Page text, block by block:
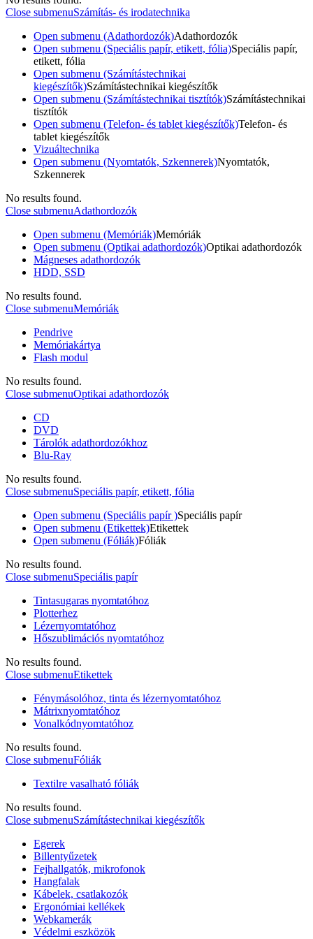
Close submenuSzámítás- és irodatechnika
Open submenu (Adathordozók)Adathordozók
Open submenu (Speciális papír, etikett, fólia)Speciális papír,
etikett, fólia
Open submenu (Számítástechnikai
kiegészítők)Számítástechnikai kiegészítők
Open submenu (Számítástechnikai tisztítók)Számítástechnikai
tisztítók
Open submenu (Telefon- és tablet kiegészítők)Telefon- és
tablet kiegészítők
Vizuáltechnika
Open submenu (Nyomtatók, Szkennerek)Nyomtatók,
Szkennerek
No results found.
Close submenuAdathordozók
Open submenu (Memóriák)Memóriák
Open submenu (Optikai adathordozók)Optikai adathordozók
Mágneses adathordozók
HDD, SSD
No results found.
Close submenuMemóriák
Pendrive
Memóriakártya
Flash modul
No results found.
Close submenuOptikai adathordozók
CD
DVD
Tárolók adathordozókhoz
Blu-Ray
No results found.
Close submenuSpeciális papír, etikett, fólia
Open submenu (Speciális papír )Speciális papír
Open submenu (Etikettek)Etikettek
Open submenu (Fóliák)Fóliák
No results found.
Close submenuSpeciális papír
Tintasugaras nyomtatóhoz
Plotterhez
Lézernyomtatóhoz
Hőszublimációs nyomtatóhoz
No results found.
Close submenuEtikettek
Fénymásolóhoz, tinta és lézernyomtatóhoz
Mátrixnyomtatóhoz
Vonalkódnyomtatóhoz
No results found.
Close submenuFóliák
Textilre vasalható fóliák
No results found.
Close submenuSzámítástechnikai kiegészítők
Egerek
Billentyűzetek
Fejhallgatók, mikrofonok
Hangfalak
Kábelek, csatlakozók
Ergonómiai kellékek
Webkamerák
Védelmi eszközök